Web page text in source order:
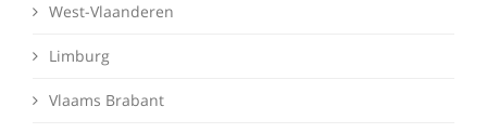
West-Vlaanderen
Limburg
Vlaams Brabant